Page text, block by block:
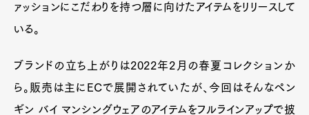
ァッションにこだわりを持つ層に向けたアイテムをリリースして
いる。
ブランドの立ち上がりは2022年2月の春夏コレクションか
ら。販売は主にECで展開されていたが、今回はそんなペン
ギン バイ マンシングウェアのアイテムをフルラインアップで披